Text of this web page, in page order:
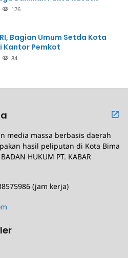
126
Bagian Umum Setda Kota
Kantor Pemkot
84
media massa berbasis daerah
hasil peliputan di Kota Bima
HUKUM PT. KABAR
(jam kerja)